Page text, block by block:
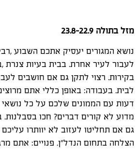
מזל בתולה 23.8-22.9
נושא המגורים יעסיק אתכם השבוע
לעבור לעיר אחרת. בבית בעיות צנרת
בקירות. רצוי לתקן גם אם חושבים
לבית. בעבודה: באופן כללי אתם
דעות עם הממונים שלכם על כל
מדוע לא קורים דברים? חכו
גם אם תחליטו לעזוב לא יוותרו
הצלחה בתחום הנדל"ן. פנויים: אתם